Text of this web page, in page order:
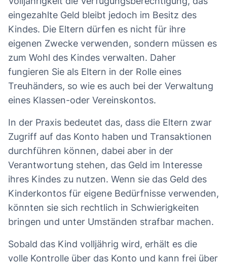
eingezahlte Geld bleibt jedoch im Besitz des
Kindes. Die Eltern dürfen es nicht für ihre
eigenen Zwecke verwenden, sondern müssen es
zum Wohl des Kindes verwalten. Daher
fungieren Sie als Eltern in der Rolle eines
Treuhänders, so wie es auch bei der Verwaltung
eines Klassen-oder Vereinskontos.
In der Praxis bedeutet das, dass die Eltern zwar
Zugriff auf das Konto haben und Transaktionen
durchführen können, dabei aber in der
Verantwortung stehen, das Geld im Interesse
ihres Kindes zu nutzen. Wenn sie das Geld des
Kinderkontos für eigene Bedürfnisse verwenden,
könnten sie sich rechtlich in Schwierigkeiten
bringen und unter Umständen strafbar machen.
Sobald das Kind volljährig wird, erhält es die
volle Kontrolle über das Konto und kann frei über